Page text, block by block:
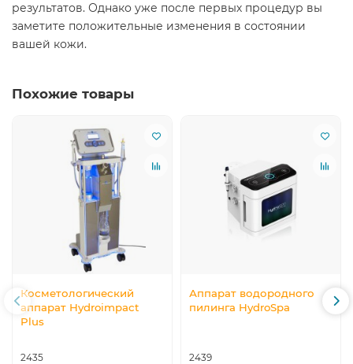
результатов. Однако уже после первых процедур вы
заметите положительные изменения в состоянии
вашей кожи.
Похожие товары
Косметологический
аппарат Hydroimpact
Plus
2435
Аппарат водородного
пилинга HydroSpa
2439